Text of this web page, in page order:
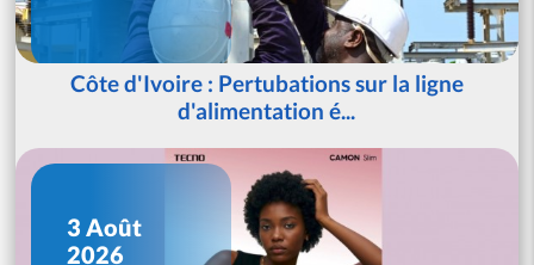
Côte d'Ivoire : Pertubations sur la ligne
d'alimentation é...
3 Août
2026